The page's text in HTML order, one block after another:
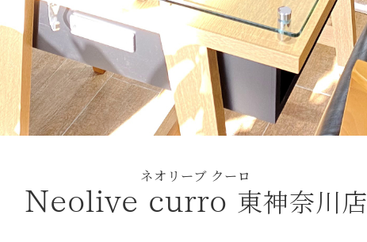
ネオリーブ クーロ
Neolive curro 東神奈川店